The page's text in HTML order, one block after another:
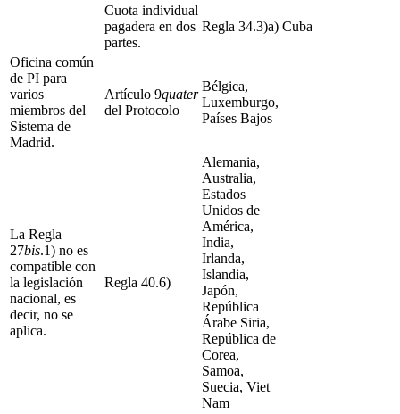
Cuota individual
pagadera en dos
partes.
Regla 34.3)a) Cuba
Oficina común
de PI para
varios
miembros del
Sistema de
Madrid.
Artículo 9quater
del Protocolo
Bélgica,
Luxemburgo,
Países Bajos
La Regla
27bis.1) no es
compatible con
la legislación
nacional, es
decir, no se
aplica.
Regla 40.6)
Alemania,
Australia,
Estados
Unidos de
América,
India,
Irlanda,
Islandia,
Japón,
República
Árabe Siria,
República de
Corea,
Samoa,
Suecia, Viet
Nam